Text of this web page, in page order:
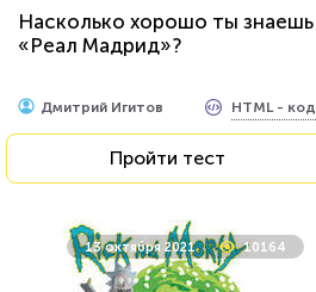
Насколько хорошо ты знаешь
«Реал Мадрид»?
Дмитрий Игитов HTML - код
Пройти тест
13 октября 2021 10164